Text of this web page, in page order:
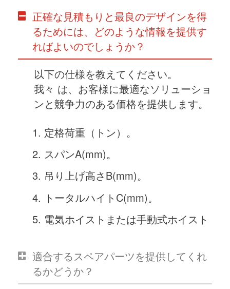
正確な見積もりと最良のデザインを得
るためには、どのような情報を提供す
ればよいのでしょうか？
以下の仕様を教えてください。
我々 は、お客様に最適なソリューショ
ンと競争力のある価格を提供します。
定格荷重（トン）。
スパンA(mm)。
吊り上げ高さB(mm)。
トータルハイトC(mm)。
電気ホイストまたは手動式ホイスト
適合するスペアパーツを提供してくれ
るかどうか？